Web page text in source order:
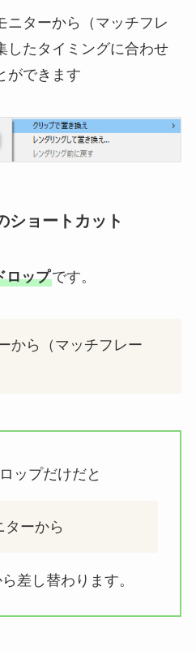
ニターから（マッチフレ
したタイミングに合わせ
ができます
ショートカット
ロップです。
から（マッチフレー
ップだけだと
ターから
差し替わります。